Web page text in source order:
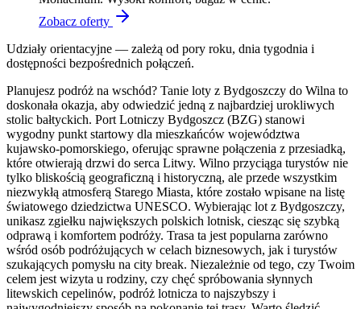
Zobacz oferty
Udziały orientacyjne — zależą od pory roku, dnia tygodnia i
dostępności bezpośrednich połączeń.
Planujesz podróż na wschód? Tanie loty z Bydgoszczy do Wilna to
doskonała okazja, aby odwiedzić jedną z najbardziej urokliwych
stolic bałtyckich. Port Lotniczy Bydgoszcz (BZG) stanowi
wygodny punkt startowy dla mieszkańców województwa
kujawsko-pomorskiego, oferując sprawne połączenia z przesiadką,
które otwierają drzwi do serca Litwy. Wilno przyciąga turystów nie
tylko bliskością geograficzną i historyczną, ale przede wszystkim
niezwykłą atmosferą Starego Miasta, które zostało wpisane na listę
światowego dziedzictwa UNESCO. Wybierając lot z Bydgoszczy,
unikasz zgiełku największych polskich lotnisk, ciesząc się szybką
odprawą i komfortem podróży. Trasa ta jest popularna zarówno
wśród osób podróżujących w celach biznesowych, jak i turystów
szukających pomysłu na city break. Niezależnie od tego, czy Twoim
celem jest wizyta u rodziny, czy chęć spróbowania słynnych
litewskich cepelinów, podróż lotnicza to najszybszy i